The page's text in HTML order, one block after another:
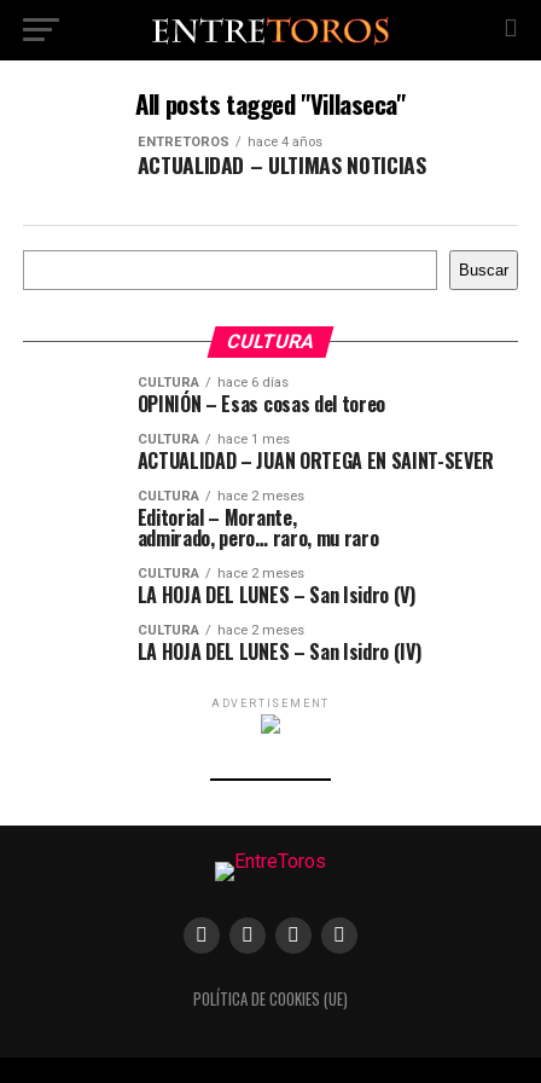
All posts tagged "Villaseca"
ENTRETOROS hace 4 años
ACTUALIDAD – ULTIMAS NOTICIAS
Buscar
Buscar
CULTURA
CULTURA hace 6 días
OPINIÓN – Esas cosas del toreo
CULTURA hace 1 mes
ACTUALIDAD – JUAN ORTEGA EN SAINT-SEVER
CULTURA hace 2 meses
Editorial – Morante,
admirado, pero… raro, mu raro
CULTURA hace 2 meses
LA HOJA DEL LUNES – San Isidro (V)
CULTURA hace 2 meses
LA HOJA DEL LUNES – San Isidro (IV)
ADVERTISEMENT
POLÍTICA DE COOKIES (UE)